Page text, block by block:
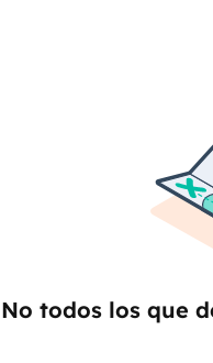
No todos los que